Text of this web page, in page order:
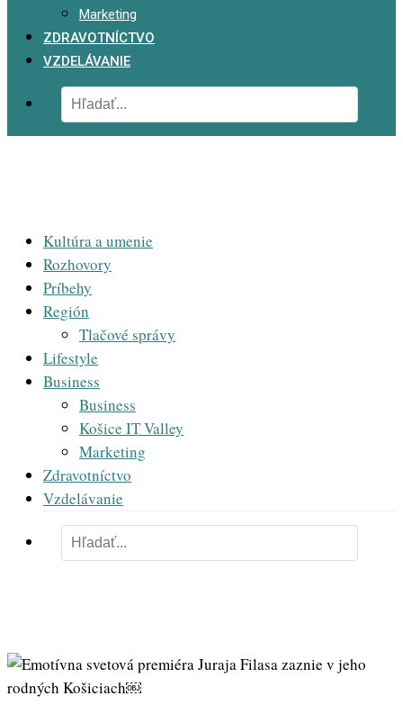
Marketing
ZDRAVOTNÍCTVO
VZDELÁVANIE
Kultúra a umenie
Rozhovory
Príbehy
Región
Tlačové správy
Lifestyle
Business
Business
Košice IT Valley
Marketing
Zdravotníctvo
Vzdelávanie